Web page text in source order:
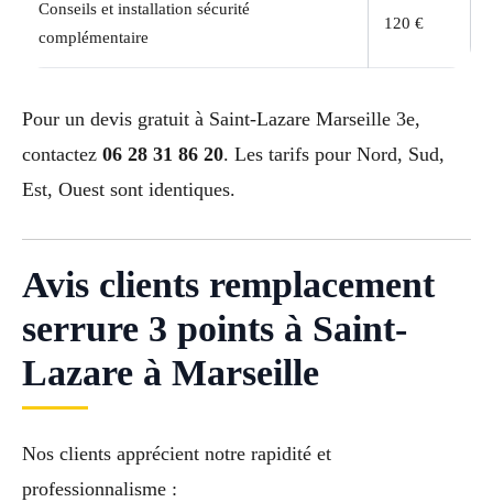
Conseils et installation sécurité
complémentaire
120 €
Pour un devis gratuit à Saint-Lazare Marseille 3e,
contactez 06 28 31 86 20. Les tarifs pour Nord, Sud,
Est, Ouest sont identiques.
Avis clients remplacement
serrure 3 points à Saint-
Lazare à Marseille
Nos clients apprécient notre rapidité et
professionnalisme :